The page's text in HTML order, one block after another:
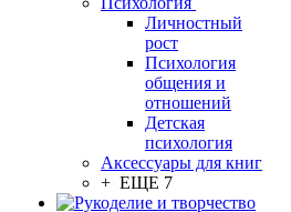
Личностный
рост
Психология
общения и
отношений
Детская
психология
Аксессуары для книг
+ ЕЩЕ 7